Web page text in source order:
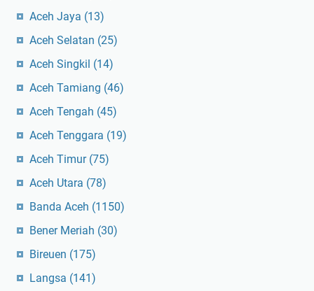
Aceh Jaya (13)
Aceh Selatan (25)
Aceh Singkil (14)
Aceh Tamiang (46)
Aceh Tengah (45)
Aceh Tenggara (19)
Aceh Timur (75)
Aceh Utara (78)
Banda Aceh (1150)
Bener Meriah (30)
Bireuen (175)
Langsa (141)